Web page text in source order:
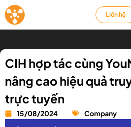
Liên hệ
CIH hợp tác cùng
nâng cao hiệu quả
trực tuyến
15/08/2024 Company